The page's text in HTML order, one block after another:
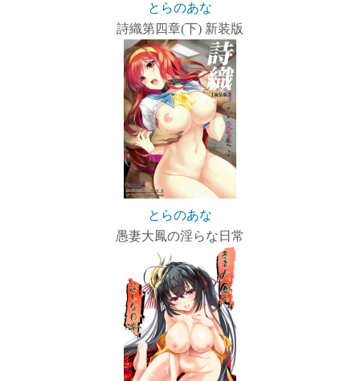
とらのあな
詩織第四章(下) 新装版
とらのあな
愚妻大鳳の淫らな日常